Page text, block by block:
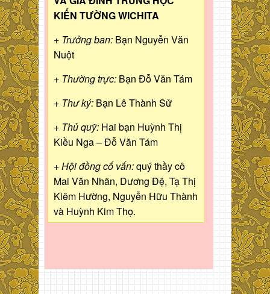
KIẾN TƯỜNG WICHITA
+ Trưởng ban: Bạn Nguyễn Văn
Nuột
+ Thường trực: Bạn Đỗ Văn Tám
+ Thư ký: Bạn Lê Thành Sử
+ Thủ quỹ: Hai bạn Huỳnh Thị
Kiều Nga – Đỗ Văn Tám
+ Hội đồng cố vấn:quý thầy cô
Mai Văn Nhãn, Dương Đệ, Tạ Thị
Kiêm Hường, Nguyễn Hữu Thành
và Huỳnh Kim Thọ.